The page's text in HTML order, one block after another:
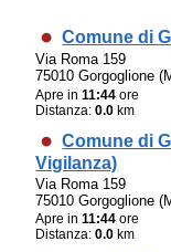
Comune di
Via Roma 159
75010 Gorgoglione
Apre in11:44 ore
Distanza:0.0 km
Comune di
Vigilanza)
Via Roma 159
75010 Gorgoglione
Apre in11:44 ore
Distanza:0.0 km